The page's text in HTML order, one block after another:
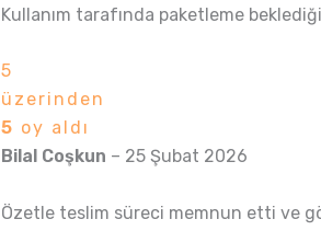
Kullanım tarafında paketleme
5
üzerinden
5 oy aldı
Bilal Coşkun – 25 Şubat 2026
Özetle teslim süreci memnun etti ve